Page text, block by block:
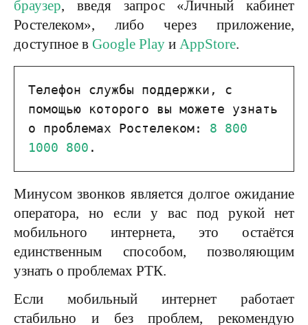
браузер, введя запрос «Личный кабинет
Ростелеком», либо через приложение,
доступное в Google Play и AppStore.
Телефон службы поддержки, с
помощью которого вы можете узнать
о проблемах Ростелеком: 8 800
1000 800 .
Минусом звонков является долгое ожидание
оператора, но если у вас под рукой нет
мобильного интернета, это остаётся
единственным способом, позволяющим
узнать о проблемах РТК.
Если мобильный интернет работает
стабильно и без проблем, рекомендую